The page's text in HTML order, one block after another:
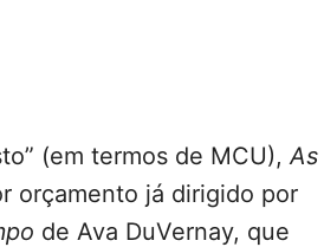
(em termos de MCU), As
orçamento já dirigido por
de Ava DuVernay, que